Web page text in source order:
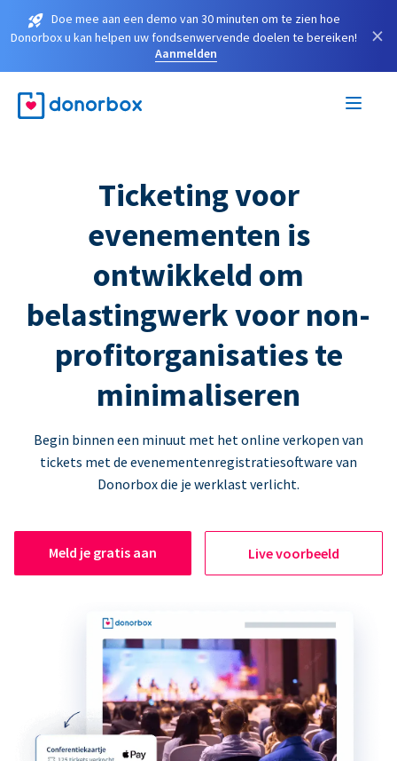
Doe mee aan een demo van 30 minuten om te zien hoe
Donorbox u kan helpen uw fondsenwervende doelen te bereiken!
Aanmelden
×
Ticketing voor
evenementen is
ontwikkeld om
belastingwerk voor non-
profitorganisaties te
minimaliseren
Begin binnen een minuut met het online verkopen van
tickets met de evenementenregistratiesoftware van
Donorbox die je werklast verlicht.
Meld je gratis aan Live voorbeeld